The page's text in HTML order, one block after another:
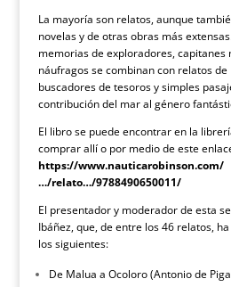
La mayoría son relatos, aunque
novelas y de otras obras más
memorias de exploradores, capitanes
náufragos se combinan con relatos
buscadores de tesoros y simples
contribución del mar al género
El libro se puede encontrar en la
comprar allí o por medio de este
https://www.nauticarobinson.com/
…/relato…/9788490650011/
El presentador y moderador de esta
Ibáñez, que, de entre los 46 relatos,
los siguientes:
De Malua a Ocoloro (Antonio de